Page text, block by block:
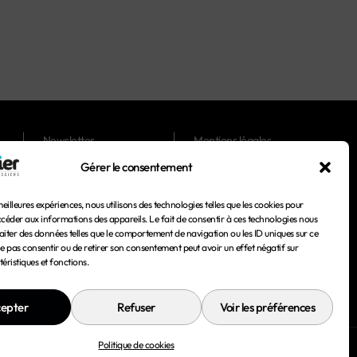
Gérer le consentement
expériences, nous utilisons des technologies telles que les cookies pour
aux informations des appareils. Le fait de consentir à ces technologies nous
des données telles que le comportement de navigation ou les ID uniques sur ce
pas consentir ou de retirer son consentement peut avoir un effet négatif sur
et fonctions.
Refuser Voir les préférences
Politique de cookies
Newsletter
Magazines
Mentions légales
Conditions générales de
vente
Politique de cookies